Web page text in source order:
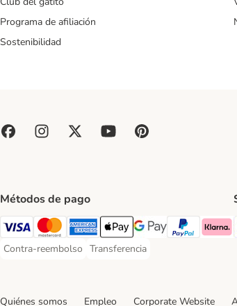
Programa de afiliación
Sostenibilidad
Métodos de pago
Visa Payment Method
Mastercard Payment Method
American Express Payment Method
Apple Pay Payment Method
Google Pay Payment
PayPal Klarna
Contra-reembolso
Contra-reembolso Payment Method
Transferencia
Transferencia Payment Method
Quiénes somos Empleo Corporate Website